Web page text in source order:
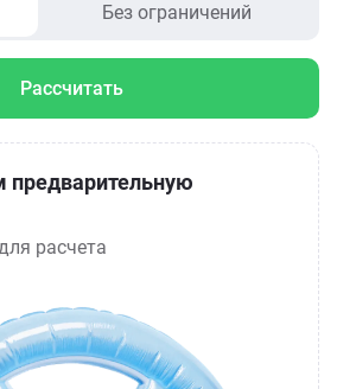
Без ограничений
Рассчитать
предварительную
расчета